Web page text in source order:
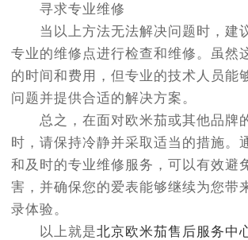
寻求专业维修
当以上方法无法解决问题时，建
专业的维修点进行检查和维修。虽然
的时间和费用，但专业的技术人员能
问题并提供合适的解决方案。
总之，在面对欧米茄或其他品牌
时，请保持冷静并采取适当的措施。
和及时的专业维修服务，可以有效避
害，并确保您的爱表能够继续为您带
录体验。
以上就是北京欧米茄售后服务中